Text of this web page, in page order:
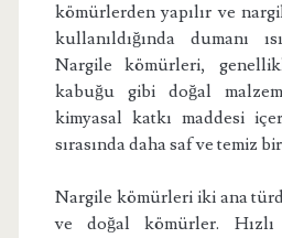
kömürlerden yapılır ve
kullanıldığında dumanı
Nargile kömürleri,
kabuğu gibi doğal
kimyasal katkı maddesi
sırasında daha saf ve temiz
Nargile kömürleri iki ana
ve doğal kömürler.